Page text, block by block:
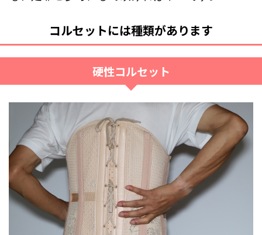
コルセットには種類があります
硬性コルセット